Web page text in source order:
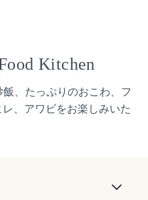
Kitchen
、たっぷりのおこわ、フ
、アワビをお楽しみいた